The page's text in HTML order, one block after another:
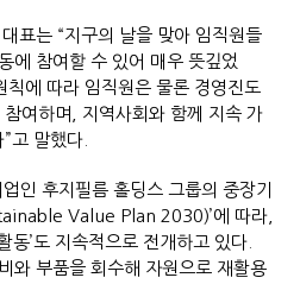
표는 “지구의 날을 맞아 임직원들
에 참여할 수 있어 매우 뜻깊었
칙에 따라 임직원은 물론 경영진도
여하며, 지역사회와 함께 지속 가
고 말했다.
인 후지필름 홀딩스 그룹의 중장기
Value Plan 2030)’에 따라,
동’도 지속적으로 전개하고 있다.
와 부품을 회수해 자원으로 재활용